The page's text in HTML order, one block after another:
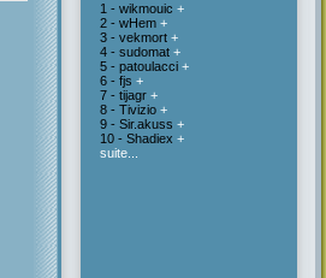
1 - wikmouic +
2 - wHem +
3 - vekmort +
4 - sudomat +
5 - patoulacci +
6 - fjs +
7 - tijagr +
8 - Tivizio +
9 - Sir.akuss +
10 - Shadiex +
suite...